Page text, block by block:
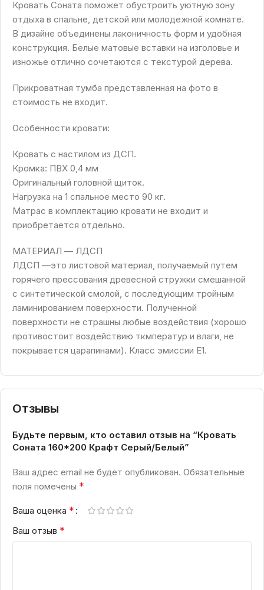
Кровать Соната поможет обустроить уютную зону
отдыха в спальне, детской или молодежной комнате.
В дизайне объединены лаконичность форм и удобная
конструкция. Белые матовые вставки на изголовье и
изножье отлично сочетаются с текстурой дерева.
Прикроватная тумба представленная на фото в
стоимость не входит.
Особенности кровати:
Кровать с настилом из ДСП.
Кромка: ПВХ 0,4 мм
Оригинальный головной щиток.
Нагрузка на 1 спальное место 90 кг.
Матрас в комплектацию кровати не входит и
приобретается отдельно.
МАТЕРИАЛ — ЛДСП
ЛДСП —это листовой материал, получаемый путем
горячего прессования древесной стружки смешанной
с синтетической смолой, с последующим тройным
ламинированием поверхности. Полученной
поверхности не страшны любые воздействия (хорошо
противостоит воздействию ткмператур и влаги, не
покрывается царапинами). Класс эмиссии Е1.
Отзывы
Будьте первым, кто оставил отзыв на “Кровать
Соната 160*200 Крафт Серый/Белый”
Ваш адрес email не будет опубликован. Обязательные
поля помечены *
Ваша оценка *
Ваш отзыв *